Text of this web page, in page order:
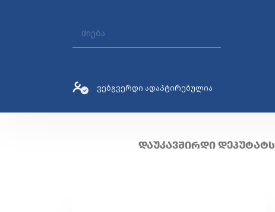
ვებგვერდი ადაპტირებულია
ᲓᲐᲣᲙᲐᲕᲨᲘᲠᲓᲘ ᲓᲔᲞᲣᲢᲐᲢᲡ